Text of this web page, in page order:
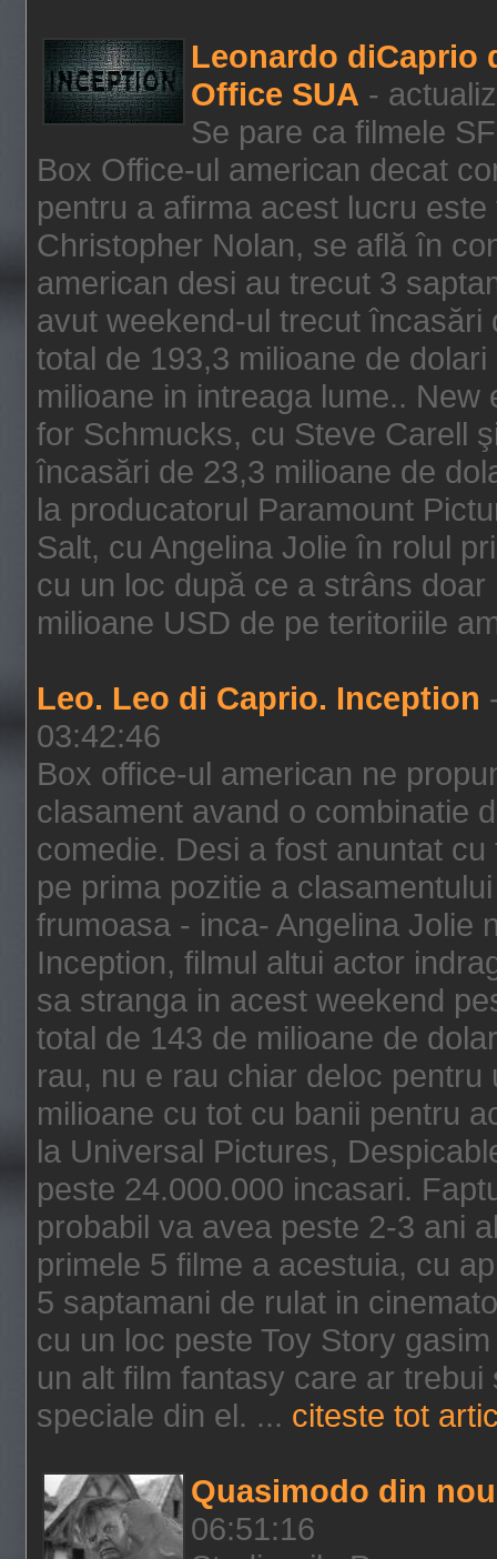
Leonardo diCaprio
Office SUA -
Se pare ca filmele
Box Office-ul american decat
pentru a afirma acest lucru
Christopher Nolan, se află în
american desi au trecut 3
avut weekend-ul trecut încasări
total de 193,3 milioane de
milioane in intreaga lume..
for Schmucks, cu Steve Carell
încasări de 23,3 milioane de
la producatorul Paramount
Salt, cu Angelina Jolie în rolul
cu un loc după ce a strâns
milioane USD de pe teritoriile
Leo. Leo di Caprio. Inception
03:42:46
Box office-ul american ne
clasament avand o combinatie
comedie. Desi a fost anuntat
pe prima pozitie a
frumoasa - inca- Angelina Jolie
Inception, filmul altui actor
sa stranga in acest weekend
total de 143 de milioane de
rau, nu e rau chiar deloc
milioane cu tot cu banii pentru
la Universal Pictures,
peste 24.000.000 incasari.
probabil va avea peste 2-3 ani
primele 5 filme a acestuia, cu
5 saptamani de rulat in
cu un loc peste Toy Story
un alt film fantasy care ar
speciale din el. ... citeste tot
Quasimodo din
06:51:16